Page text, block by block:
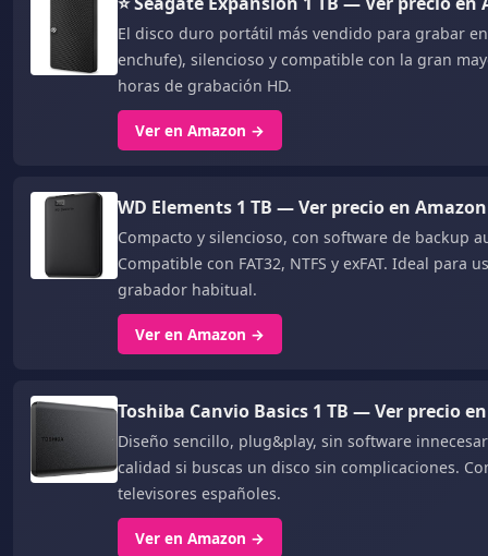
El disco duro portátil más vendido para grabar
enchufe), silencioso y compatible con la gran
horas de grabación HD.
Ver en Amazon →
WD Elements 1 TB — Ver precio en Amazon
Compacto y silencioso, con software de backup
Compatible con FAT32, NTFS y exFAT. Ideal para
grabador habitual.
Ver en Amazon →
Toshiba Canvio Basics 1 TB — Ver precio
Diseño sencillo, plug&play, sin software
calidad si buscas un disco sin complicaciones.
televisores españoles.
Ver en Amazon →